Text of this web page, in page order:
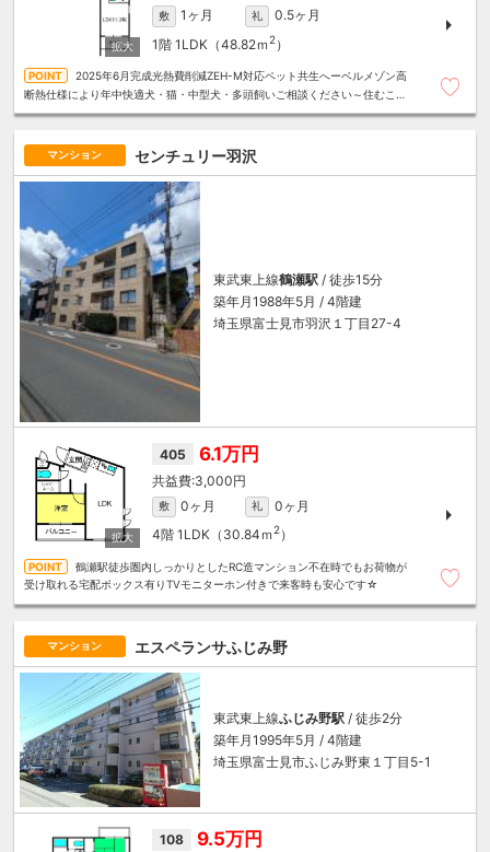
敷 1ヶ月 礼
0.5ヶ月
1階 1LDK（48.82ｍ 2）
2025年6月完成光熱費削減ZEH-M対応ペット共生へーベルメゾン高
断熱仕様により年中快適犬・猫・中型犬・多頭飼いご相談ください～住むこと
マンション センチュリー羽沢
東武東上線鶴瀬駅 / 徒歩15分
築年月1988年5月 / 4階建
埼玉県富士見市羽沢１丁目27-4
405 6.1万円
3,000円
敷 0ヶ月 礼
0ヶ月
4階 1LDK（30.84ｍ 2）
鶴瀬駅徒歩圏内しっかりとしたRC造マンション不在時でもお荷物が
受け取れる宅配ボックス有りTVモニターホン付きで来客時も安心です☆
マンション エスペランサふじみ野
東武東上線ふじみ野駅 / 徒歩2分
築年月1995年5月 / 4階建
埼玉県富士見市ふじみ野東１丁目5-1
108 9.5万円